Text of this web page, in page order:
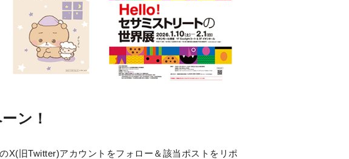
ン！
X(旧Twitter)アカウントをフォロー＆該当ポストをリポ